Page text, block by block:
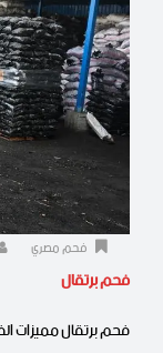
فحم مصري
فحم برتقال
فحم برتقال مميزات